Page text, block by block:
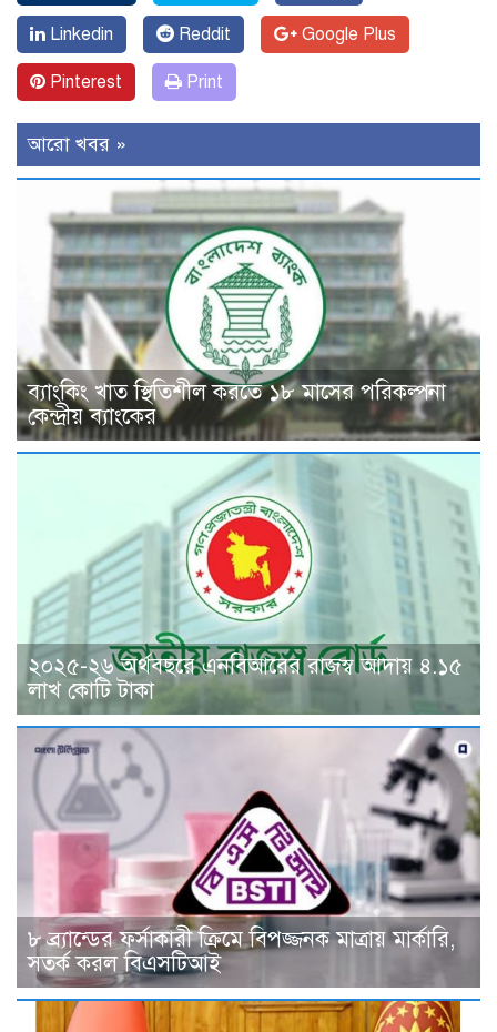
Linkedin Reddit Google Plus
Pinterest Print
আরো খবর »
ব্যাংকিং খাত স্থিতিশীল করতে ১৮ মাসের পরিকল্পনা
কেন্দ্রীয় ব্যাংকের
২০২৫-২৬ অর্থবছরে এনবিআরের রাজস্ব আদায় ৪.১৫
লাখ কোটি টাকা
৮ ব্র্যান্ডের ফর্সাকারী ক্রিমে বিপজ্জনক মাত্রায় মার্কারি,
সতর্ক করল বিএসটিআই